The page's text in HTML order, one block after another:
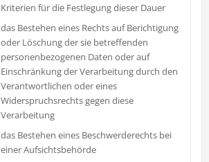
Kriterien für die Festlegung dieser Dauer
das Bestehen eines Rechts auf Berichtigung
oder Löschung der sie betreffenden
personenbezogenen Daten oder auf
Einschränkung der Verarbeitung durch den
Verantwortlichen oder eines
Widerspruchsrechts gegen diese
Verarbeitung
das Bestehen eines Beschwerderechts bei
einer Aufsichtsbehörde